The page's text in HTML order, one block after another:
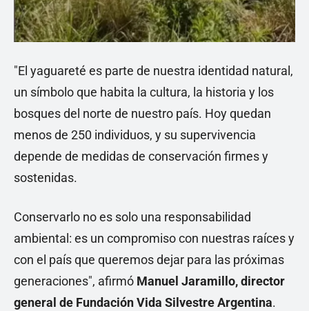
"El yaguareté es parte de nuestra identidad natural,
un símbolo que habita la cultura, la historia y los
bosques del norte de nuestro país. Hoy quedan
menos de 250 individuos, y su supervivencia
depende de medidas de conservación firmes y
sostenidas.
Conservarlo no es solo una responsabilidad
ambiental: es un compromiso con nuestras raíces y
con el país que queremos dejar para las próximas
generaciones", afirmó Manuel Jaramillo, director
general de Fundación Vida Silvestre Argentina.